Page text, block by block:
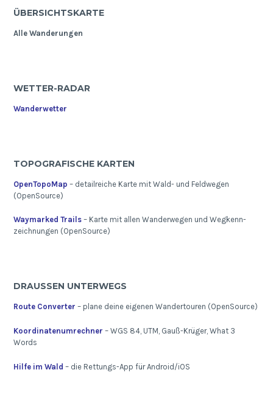
ÜBERSICHTSKARTE
Alle Wanderungen
WETTER-RADAR
Wanderwetter
TOPOGRAFISCHE KARTEN
OpenTopoMap – detailreiche Karte mit Wald- und Feldwegen
(OpenSource)
Waymarked Trails – Karte mit allen Wanderwegen und Wegkenn-
zeichnungen (OpenSource)
DRAUSSEN UNTERWEGS
Route Converter – plane deine eigenen Wandertouren (OpenSource)
Koordinatenumrechner – WGS 84, UTM, Gauß-Krüger, What 3
Words
Hilfe im Wald – die Rettungs-App für Android/iOS